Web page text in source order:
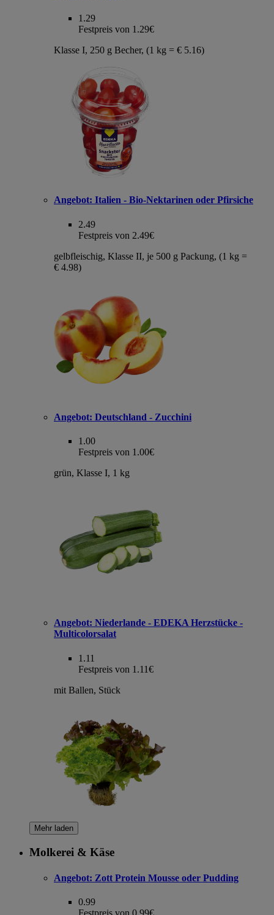
1.29
Festpreis von 1.29€
Klasse I, 250 g Becher, (1 kg = € 5.16)
Angebot: Italien - Bio-Nektarinen oder Pfirsiche
2.49
Festpreis von 2.49€
gelbfleischig, Klasse II, je 500 g Packung, (1 kg =
€ 4.98)
Angebot: Deutschland - Zucchini
1.00
Festpreis von 1.00€
grün, Klasse I, 1 kg
Angebot: Niederlande - EDEKA Herzstücke -
Multicolorsalat
1.11
Festpreis von 1.11€
mit Ballen, Stück
Mehr laden
Molkerei & Käse
Angebot: Zott Protein Mousse oder Pudding
0.99
Festpreis von 0.99€